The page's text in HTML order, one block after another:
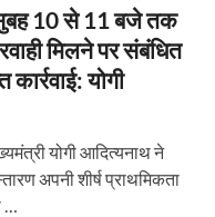
10 से 11 बजे तक
मिलने पर संबंधित
योगी
योगी आदित्यनाथ ने
अपनी शीर्ष प्राथमिकता